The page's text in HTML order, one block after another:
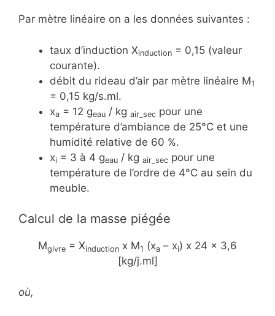
Par mètre linéaire on a les données suivantes :
taux d’induction Xinduction = 0,15 (valeur
courante).
débit du rideau d’air par mètre linéaire M1
= 0,15 kg/s.ml.
xa = 12 geau / kg air_sec pour une
température d’ambiance de 25°C et une
humidité relative de 60 %.
xi = 3 à 4 geau / kg air_sec pour une
température de l’ordre de 4°C au sein du
meuble.
Calcul de la masse piégée
Mgivre = Xinduction x M1 (xa – xi) x 24 x 3,6
[kg/j.ml]
où,